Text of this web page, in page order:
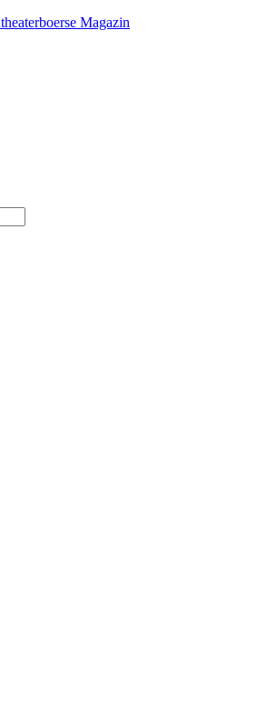
theaterboerse Magazin